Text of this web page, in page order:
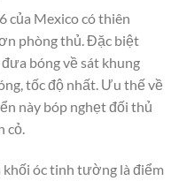
của Mexico có thiên
phòng thủ. Đặc biệt
bóng về sát khung
tốc độ nhất. Ưu thế về
này bóp nghẹt đối thủ
cỏ.
khối óc tinh tường là điểm